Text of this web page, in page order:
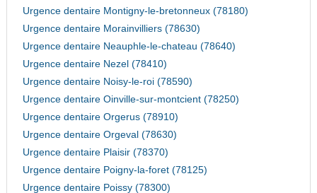
Urgence dentaire Montigny-le-bretonneux (78180)
Urgence dentaire Morainvilliers (78630)
Urgence dentaire Neauphle-le-chateau (78640)
Urgence dentaire Nezel (78410)
Urgence dentaire Noisy-le-roi (78590)
Urgence dentaire Oinville-sur-montcient (78250)
Urgence dentaire Orgerus (78910)
Urgence dentaire Orgeval (78630)
Urgence dentaire Plaisir (78370)
Urgence dentaire Poigny-la-foret (78125)
Urgence dentaire Poissy (78300)